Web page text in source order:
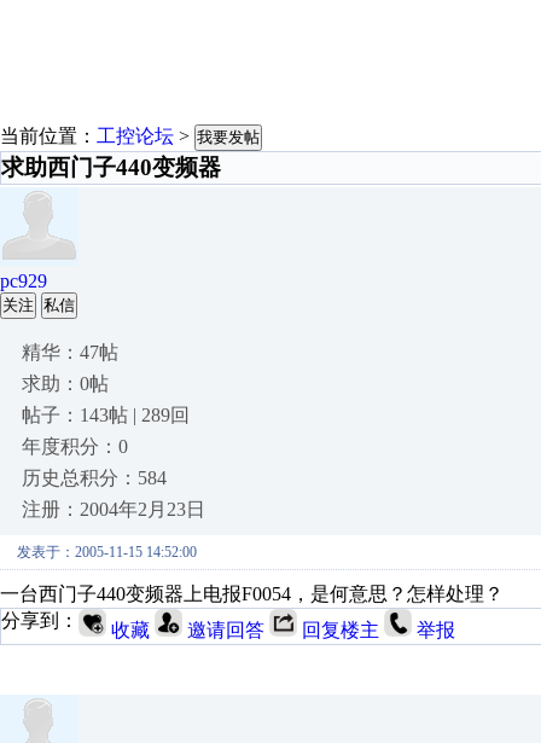
当前位置： 工控论坛 > 我要发帖
求助西门子440变频器
pc929
关注 私信
精华：47帖
求助：0帖
帖子：143帖 | 289回
年度积分：0
历史总积分：584
注册：2004年2月23日
发表于：2005-11-15 14:52:00
一台西门子440变频器上电报F0054，是何意思？怎样处理？
分享到：
收藏 邀请回答 回复楼主 举报